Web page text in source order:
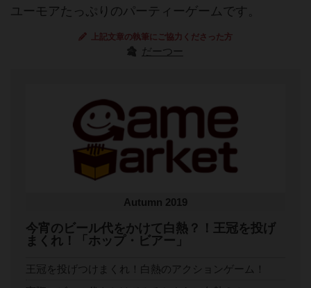
ユーモアたっぷりのパーティーゲームです。
上記文章の執筆にご協力くださった方
だーつー
Autumn 2019
今宵のビール代をかけて白熱？！王冠を投げ
まくれ！「ホップ・ビアー」
王冠を投げつけまくれ！白熱のアクションゲーム！